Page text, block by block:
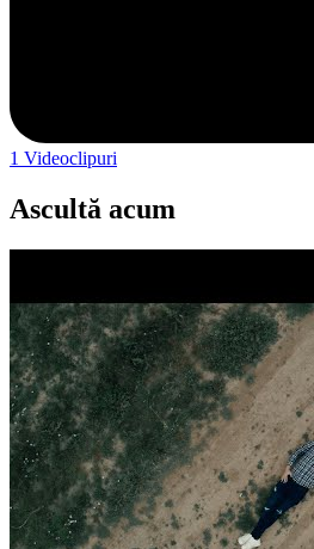
1 Videoclipuri
Ascultă acum